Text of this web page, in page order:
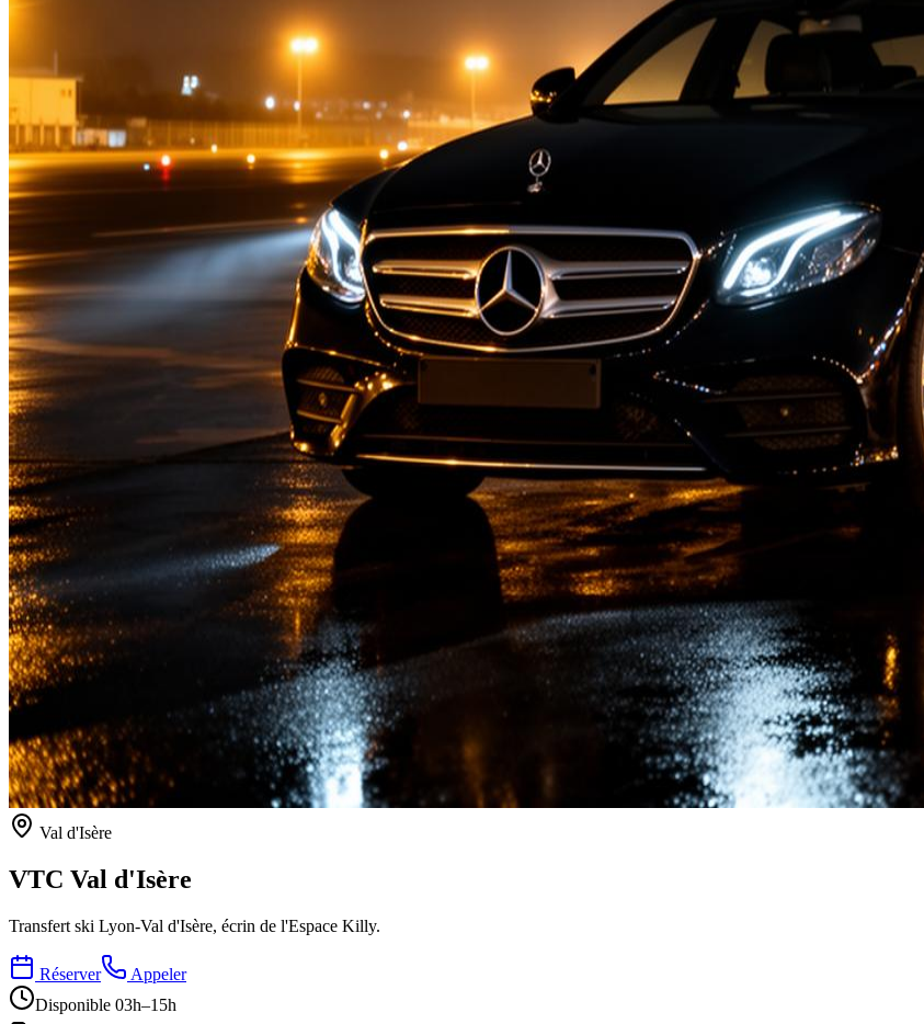
Val d'Isère
VTC Val d'Isère
Transfert ski Lyon-Val d'Isère, écrin de l'Espace Killy.
Réserver
Appeler
Disponible 03h–15h